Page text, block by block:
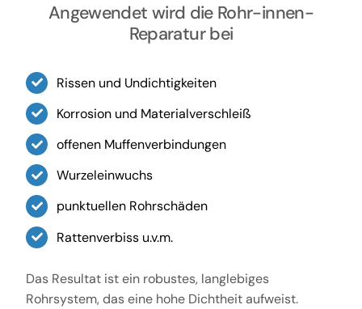
Angewendet wird die Rohr-innen-
Reparatur bei
Rissen und Undichtigkeiten
Korrosion und Materialverschleiß
offenen Muffenverbindungen
Wurzeleinwuchs
punktuellen Rohrschäden
Rattenverbiss u.v.m.
Das Resultat ist ein robustes, langlebiges
Rohrsystem, das eine hohe Dichtheit aufweist.